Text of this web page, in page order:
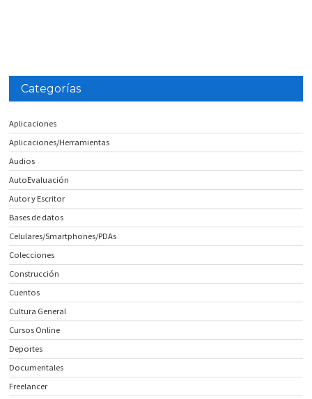
Categorías
Aplicaciones
Aplicaciones/Herramientas
Audios
AutoEvaluación
Autor y Escritor
Bases de datos
Celulares/Smartphones/PDAs
Colecciones
Construcción
Cuentos
Cultura General
Cursos Online
Deportes
Documentales
Freelancer